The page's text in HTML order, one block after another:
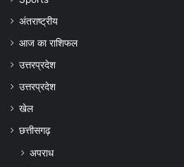
अंतराष्ट्रीय
आज का राशिफल
उत्तरप्रदेश
उत्तरप्रदेश
खेल
छत्तीसगढ़
अपराध